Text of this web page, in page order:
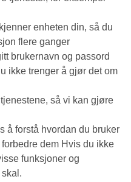
enheten din, så du
flere ganger
brukernavn og passord
ikke trenger å gjør det om
så vi kan gjøre
å forstå hvordan du bruker
dem Hvis du ikke
funksjoner og